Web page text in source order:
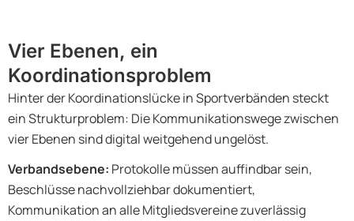
Vier Ebenen, ein
Koordinationsproblem
Hinter der Koordinationslücke in Sportverbänden steckt
ein Strukturproblem: Die Kommunikationswege zwischen
vier Ebenen sind digital weitgehend ungelöst.
Verbandsebene: Protokolle müssen auffindbar sein,
Beschlüsse nachvollziehbar dokumentiert,
Kommunikation an alle Mitgliedsvereine zuverlässig